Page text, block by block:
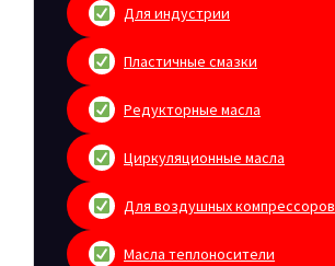
Для индустрии
Пластичные смазки
Редукторные масла
Циркуляционные масла
Для воздушных компрессоров
Масла теплоносители